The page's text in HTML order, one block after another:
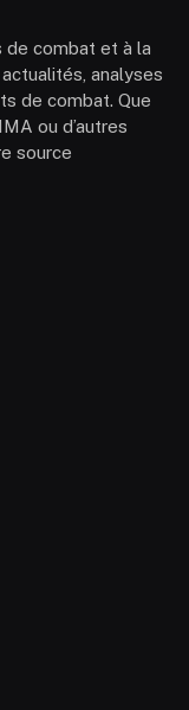
combat et à la
analyses
de combat. Que
ou d’autres
source